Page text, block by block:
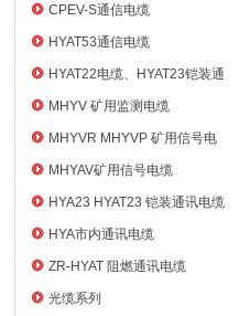
电缆
CPEV-S通信电缆
HYAT53通信电缆
HYAT22电缆、HYAT23铠装通
信电缆
MHYV 矿用监测电缆
MHYVR MHYVP 矿用信号电
缆
MHYAV矿用信号电缆
HYA23 HYAT23 铠装通讯电缆
HYA市内通讯电缆
ZR-HYAT 阻燃通讯电缆
光缆系列